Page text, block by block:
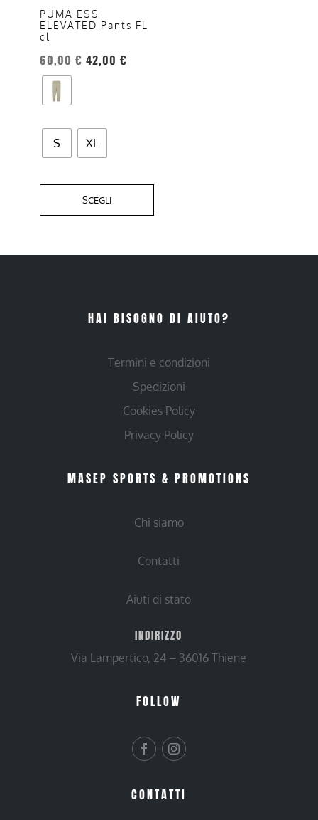
PUMA ESS
ELEVATED Pants FL
cl
60,00€ 42,00 €
S XL
SCEGLI
opzioni
possono
essere
scelte
nella
pagina
prodotto
HAI BISOGNO DI AIUTO?
Termini e condizioni
Spedizioni
Cookies Policy
Privacy Policy
MASEP SPORTS & PROMOTIONS
Chi siamo
Contatti
Aiuti di stato
INDIRIZZO
Via Lampertico, 24 – 36016 Thiene
FOLLOW
CONTATTI